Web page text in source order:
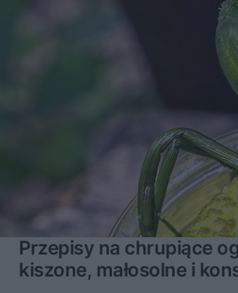
Przepisy na chrupiące
kiszone, małosolne i